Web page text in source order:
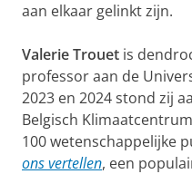
aan elkaar gelinkt zijn.
Valerie Trouet is
professor aan de
2023 en 2024 stond zij
Belgisch
100 wetenschappelijke
ons vertellen, een